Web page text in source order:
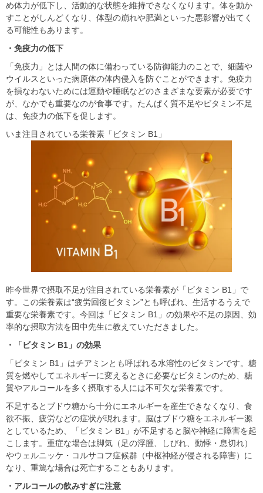
め体⼒が低下し、活動的な状態を維持できなくなります。体を動か
すことがしんどくなり、体型の崩れや肥満といった悪影響が出てく
る可能性もあります。
・免疫⼒の低下
「免疫⼒」とは⼈間の体に備わっている防御能⼒のことで、細菌や
ウイルスといった病原体の体内侵⼊を防ぐことができます。免疫⼒
を損なわないためには運動や睡眠などのさまざまな要素が必要です
が、なかでも重要なのが⾷事です。たんぱく質不⾜やビタミン不⾜
は、免疫⼒の低下を促します。
いま注目されている栄養素「ビタミン B1」
昨今世界で摂取不⾜が注⽬されている栄養素が「ビタミン B1」で
す。この栄養素は“疲労回復ビタミン”とも呼ばれ、⽣活するうえで
重要な栄養素です。今回は「ビタミン B1」の効果や不⾜の原因、効
率的な摂取⽅法を⽥中先⽣に教えていただきました。
・「ビタミン B1」の効果
「ビタミン B1」はチアミンとも呼ばれる⽔溶性のビタミンです。糖
質を燃やしてエネルギーに変えるときに必要なビタミンのため、糖
質やアルコールを多く摂取する⼈には不可欠な栄養素です。
不⾜するとブドウ糖から⼗分にエネルギーを産⽣できなくなり、⾷
欲不振、疲労などの症状が現れます。脳はブドウ糖をエネルギー源
としているため、「ビタミン B1」が不⾜すると脳や神経に障害を起
こします。重症な場合は脚気（⾜の浮腫、しびれ、動悸・息切れ）
やウェルニッケ・コルサコフ症候群（中枢神経が侵される障害）に
なり、重篤な場合は死亡することもあります。
・アルコールの飲みすぎに注意